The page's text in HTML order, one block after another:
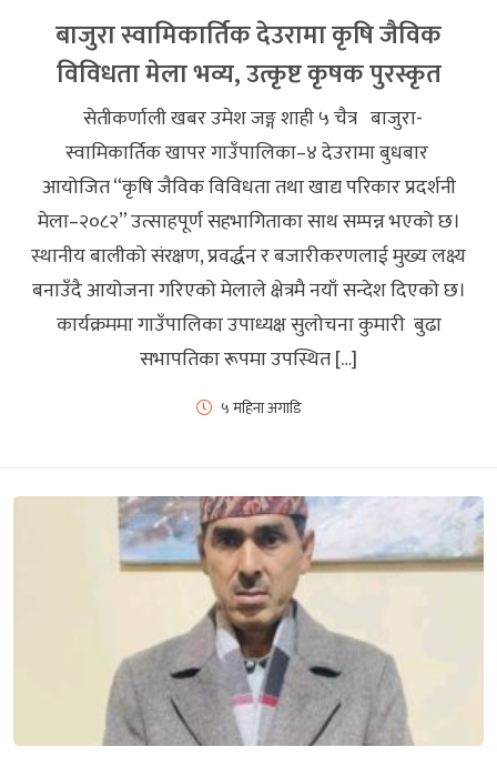
बाजुरा स्वामिकार्तिक देउरामा कृषि जैविक
विविधता मेला भव्य, उत्कृष्ट कृषक पुरस्कृत
सेतीकर्णाली खबर उमेश जङ्ग शाही ५ चैत्र बाजुरा-
स्वामिकार्तिक खापर गाउँपालिका–४ देउरामा बुधबार
आयोजित “कृषि जैविक विविधता तथा खाद्य परिकार प्रदर्शनी
मेला–२०८२” उत्साहपूर्ण सहभागिताका साथ सम्पन्न भएको छ।
स्थानीय बालीको संरक्षण, प्रवर्द्धन र बजारीकरणलाई मुख्य लक्ष्य
बनाउँदै आयोजना गरिएको मेलाले क्षेत्रमै नयाँ सन्देश दिएको छ।
कार्यक्रममा गाउँपालिका उपाध्यक्ष सुलोचना कुमारी बुढा
सभापतिका रूपमा उपस्थित […]
५ महिना अगाडि